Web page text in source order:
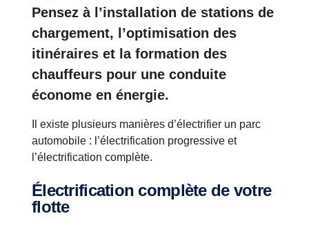
Pensez à l’installation de stations de
chargement, l’optimisation des
itinéraires et la formation des
chauffeurs pour une conduite
économe en énergie.
Il existe plusieurs manières d’électrifier un parc
automobile : l’électrification progressive et
l’électrification complète.
Électrification complète de votre
flotte